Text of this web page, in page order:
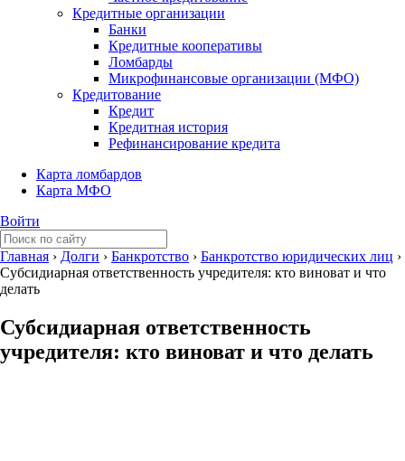
Кредитные организации
Банки
Кредитные кооперативы
Ломбарды
Микрофинансовые организации (МФО)
Кредитование
Кредит
Кредитная история
Рефинансирование кредита
Карта ломбардов
Карта МФО
Войти
Главная › Долги › Банкротство › Банкротство юридических лиц ›
Субсидиарная ответственность учредителя: кто виноват и что
делать
Субсидиарная ответственность
учредителя: кто виноват и что делать